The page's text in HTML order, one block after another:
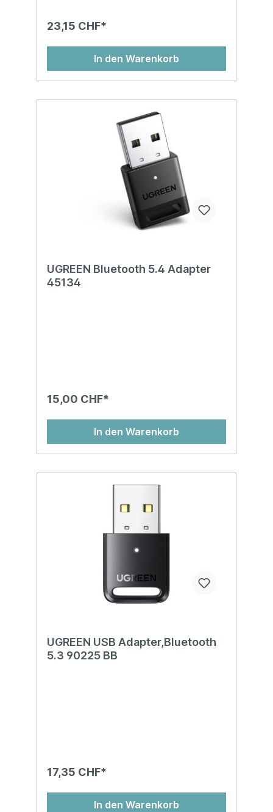
23,15 CHF*
In den Warenkorb
UGREEN Bluetooth 5.4 Adapter
45134
15,00 CHF*
In den Warenkorb
UGREEN USB Adapter,Bluetooth
5.3 90225 BB
17,35 CHF*
In den Warenkorb